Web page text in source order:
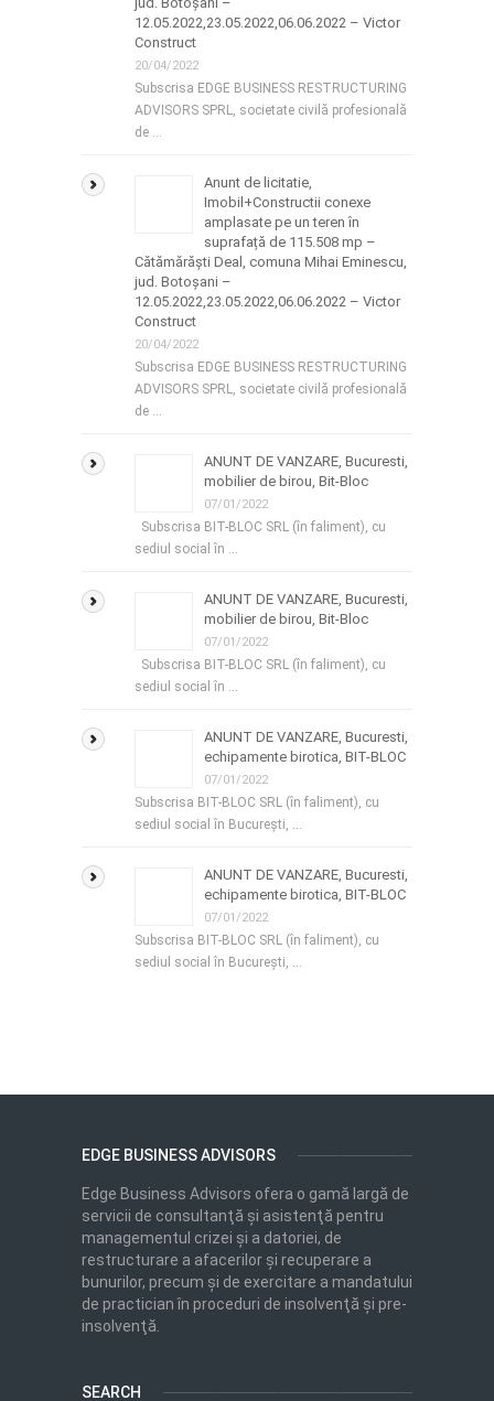
12.05.2022,23.05.2022,06.06.2022 – Victor
Construct
20/04/2022
Subscrisa EDGE BUSINESS RESTRUCTURING
ADVISORS SPRL, societate civilă profesională
de …
Anunt de licitatie,
Imobil+Constructii conexe
amplasate pe un teren în
suprafață de 115.508 mp –
Cătămărăști Deal, comuna Mihai Eminescu,
jud. Botoșani –
12.05.2022,23.05.2022,06.06.2022 – Victor
Construct
20/04/2022
Subscrisa EDGE BUSINESS RESTRUCTURING
ADVISORS SPRL, societate civilă profesională
de …
ANUNT DE VANZARE, Bucuresti,
mobilier de birou, Bit-Bloc
07/01/2022
Subscrisa BIT-BLOC SRL (în faliment), cu
sediul social în …
ANUNT DE VANZARE, Bucuresti,
mobilier de birou, Bit-Bloc
07/01/2022
Subscrisa BIT-BLOC SRL (în faliment), cu
sediul social în …
ANUNT DE VANZARE, Bucuresti,
echipamente birotica, BIT-BLOC
07/01/2022
Subscrisa BIT-BLOC SRL (în faliment), cu
sediul social în București, …
ANUNT DE VANZARE, Bucuresti,
echipamente birotica, BIT-BLOC
07/01/2022
Subscrisa BIT-BLOC SRL (în faliment), cu
sediul social în București, …
EDGE BUSINESS ADVISORS
Edge Business Advisors ofera o gamă largă de
servicii de consultanţă şi asistenţă pentru
managementul crizei şi a datoriei, de
restructurare a afacerilor şi recuperare a
bunurilor, precum şi de exercitare a mandatului
de practician în proceduri de insolvenţă şi pre-
insolvenţă.
SEARCH